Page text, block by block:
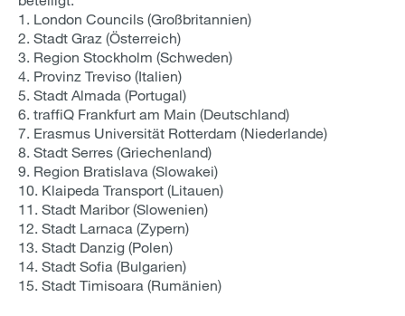
1. London Councils (Großbritannien)
2. Stadt Graz (Österreich)
3. Region Stockholm (Schweden)
4. Provinz Treviso (Italien)
5. Stadt Almada (Portugal)
6. traffiQ Frankfurt am Main (Deutschland)
7. Erasmus Universität Rotterdam (Niederlande)
8. Stadt Serres (Griechenland)
9. Region Bratislava (Slowakei)
10. Klaipeda Transport (Litauen)
11. Stadt Maribor (Slowenien)
12. Stadt Larnaca (Zypern)
13. Stadt Danzig (Polen)
14. Stadt Sofia (Bulgarien)
15. Stadt Timisoara (Rumänien)